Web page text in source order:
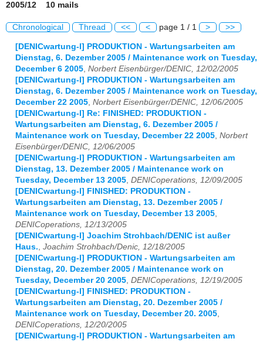
2005/12 10 mails
Chronological Thread << < page 1 / 1 > >>
[DENICwartung-l] PRODUKTION - Wartungsarbeiten am
Dienstag, 6. Dezember 2005 / Maintenance work on Tuesday,
December 6 2005 Norbert Eisenbürger/DENIC, 12/02/2005
[DENICwartung-l] PRODUKTION - Wartungsarbeiten am
Dienstag, 6. Dezember 2005 / Maintenance work on Tuesday,
December 22 2005 Norbert Eisenbürger/DENIC, 12/06/2005
[DENICwartung-l] Re: FINISHED: PRODUKTION -
Wartungsarbeiten am Dienstag, 6. Dezember 2005 /
Maintenance work on Tuesday, December 22 2005 Norbert
Eisenbürger/DENIC, 12/06/2005
[DENICwartung-l] PRODUKTION - Wartungsarbeiten am
Dienstag, 13. Dezember 2005 / Maintenance work on
Tuesday, December 13 2005 DENICoperations, 12/09/2005
[DENICwartung-l] FINISHED: PRODUKTION -
Wartungsarbeiten am Dienstag, 13. Dezember 2005 /
Maintenance work on Tuesday, December 13 2005
DENICoperations, 12/13/2005
[DENICwartung-l] Joachim Strohbach/DENIC ist außer
Haus. Joachim Strohbach/Denic, 12/18/2005
[DENICwartung-l] PRODUKTION - Wartungsarbeiten am
Dienstag, 20. Dezember 2005 / Maintenance work on
Tuesday, December 20 2005 DENICoperations, 12/19/2005
[DENICwartung-l] FINISHED: PRODUKTION -
Wartungsarbeiten am Dienstag, 20. Dezember 2005 /
Maintenance work on Tuesday, December 20. 2005
DENICoperations, 12/20/2005
[DENICwartung-l] PRODUKTION - Wartungsarbeiten am